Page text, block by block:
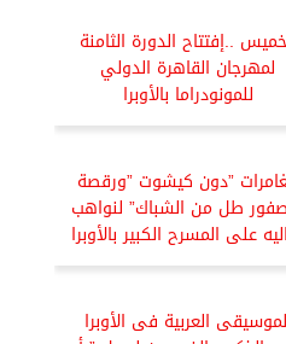
..إفتتاح الدورة الثامنة
لمهرجان القاهرة الدولي
للمونودراما بالأوبرا
”دون كيشوت ”ورقصة
طل من الشباك” لنواهب
على المسرح الكبير بالأوبرا
العربية فى الأوبرا